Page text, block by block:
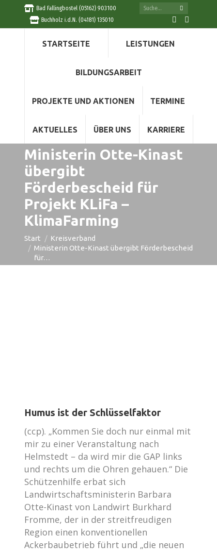
Bad Fallingbostel (05162) 903100
Buchholz i.d.N. (04181) 135010
Search:
Facebook
opens
STARTSEITE LEISTUNGEN
BILDUNGSARBEIT
PROJEKTE UND AKTIONEN TERMINE
AKTUELLES ÜBER UNS KARRIERE
Ministerin Otte-Kinast
übergibt
Förderbescheid für
Projekt KLiFa –
KlimaFarming
Sie befinden sich hier:
Start
Kreisverband
Ministerin Otte-Kinast übergibt Förderbescheid
für…
Humus ist der Schlüsselfaktor
(ccp). „Kommen Sie doch nur einmal mit
mir zu einer Veranstaltung nach
Helmstedt – da wird mir die GAP links
und rechts um die Ohren gehauen.“ Die
Schützenhilfe erbat sich
Landwirtschaftsministerin Barbara
Otte-Kinast von Landwirt Burkhard
Fromme, der in der streitfreudigen
Region einen konventionellen
Ackerbaubetrieb führt und „die neuen